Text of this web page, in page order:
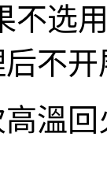
不选
不开
溫